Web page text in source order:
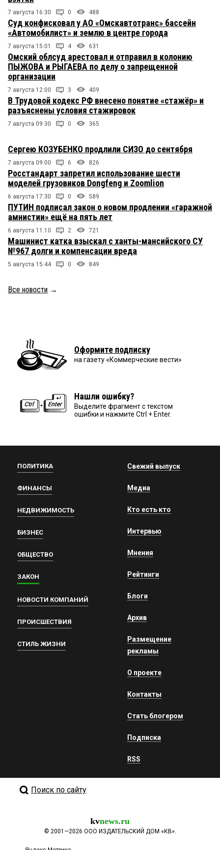
7 августа 16:30 0 488
Суд конфисковал у АО «Омскавтотранс» бассейн
«Автомобилист» и землю в центре города
7 августа 15:01 4 631
Омский облсуд арестовал и отправил в колонию
ПЫЖОВА и РЫГАЕВА по делу о запрещенной
организации
7 августа 12:00 3 409
В Трудовой кодекс РФ внесено понятие «стажёр» и
разъяснены условия стажировок
7 августа 09:30 0 365
Сергею КОЗУБЕНКО продлили СИЗО до сентября
7 августа 09:00 6 826
Росстандарт запретил использование шести
моделей грузовиков Dongfeng и Zoomlion
6 августа 17:30 0 589
ПУТИН подписал закон о новом продлении «гаражной
амнистии» ещё на пять лет
6 августа 11:10 2 721
Машинист катка взыскал с ханты-мансийского СУ
№967 долги и компенсации вреда
5 августа 15:44 0 849
Все новости →
Оформите подписку
на газету «Коммерческие вести»
Нашли ошибку?
Выделите фрагмент с текстом
ошибки и нажмите Ctrl + Enter.
ПОЛИТИКА
ФИНАНСЫ
НЕДВИЖИМОСТЬ
БИЗНЕС
ОБЩЕСТВО
ЗАКОН
НОВОСТИ КОМПАНИЙ
ПРОИСШЕСТВИЯ
СТИЛЬ ЖИЗНИ
Свежий выпуск
Медиа
Кто есть кто
Интервью
Мнения
Рейтинги
Блоги
Архив
Размещение
рекламы
О проекте
Контакты
Стать блогером
Подписка
RSS
Поиск по сайту
kvnews.ru
© 2001—2026 ООО ИЗДАТЕЛЬСКИЙ ДОМ «КВ».